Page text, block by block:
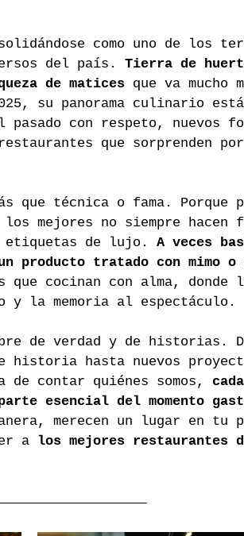
como uno de los
del país. Tierra de
de matices que va mucho
su panorama culinario
pasado con respeto, nuevos
que sorprenden
que técnica o fama. Porque
mejores no siempre hacen
etiquetas de lujo. A veces
tratado con mimo o
que cocinan con alma, donde
la memoria al espectáculo.
de verdad y de historias.
historia hasta nuevos
de contar quiénes somos, cada
esencial del momento
merecen un lugar en tu
a
los mejores restaurantes